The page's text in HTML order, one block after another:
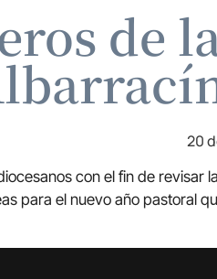
de
20
con el fin de revisar
para el nuevo año pastoral